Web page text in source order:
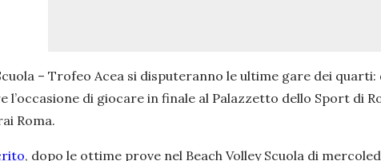
– Trofeo Acea si disputeranno le ultime gare dei
di giocare in finale al Palazzetto dello Sport di
Roma.
, dopo le ottime prove nel Beach Volley Scuola di